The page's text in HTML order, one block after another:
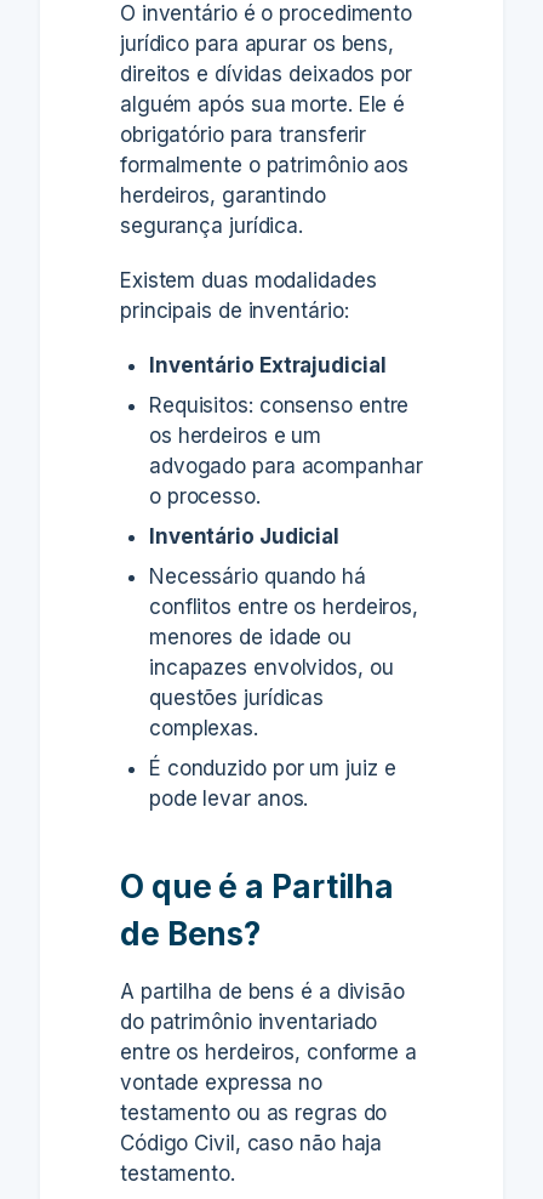
O inventário é o procedimento
jurídico para apurar os bens,
direitos e dívidas deixados por
alguém após sua morte. Ele é
obrigatório para transferir
formalmente o patrimônio aos
herdeiros, garantindo
segurança jurídica.
Existem duas modalidades
principais de inventário:
Inventário Extrajudicial
Requisitos: consenso entre
os herdeiros e um
advogado para acompanhar
o processo.
Inventário Judicial
Necessário quando há
conflitos entre os herdeiros,
menores de idade ou
incapazes envolvidos, ou
questões jurídicas
complexas.
É conduzido por um juiz e
pode levar anos.
O que é a Partilha
de Bens?
A partilha de bens é a divisão
do patrimônio inventariado
entre os herdeiros, conforme a
vontade expressa no
testamento ou as regras do
Código Civil, caso não haja
testamento.